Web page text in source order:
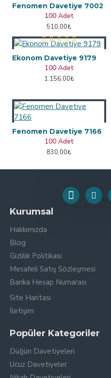
Fenomen Davetiye 7002
100 Adet
510,00₺
Ekonom Davetiye 9179
100 Adet
1.156,00₺
Fenomen Davetiye 7166
100 Adet
830,00₺
Kurumsal
Hakkımızda
Blog
Gizlilik Politikası
Mesafeli Satış Sözleşmesi
Banka Hesap Numarası
Site Haritası
İletişim
Popüler Kategoriler
Düğün Davetiyeleri
Ucuz Davetiyeler